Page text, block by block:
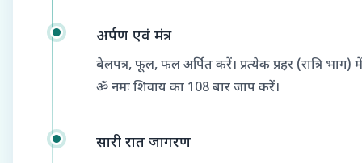
अर्पण एवं मंत्र
बेलपत्र, फूल, फल अर्पित करें। प्रत्येक प्रहर (रात्रि भाग) में
ॐ नमः शिवाय का 108 बार जाप करें।
सारी रात जागरण